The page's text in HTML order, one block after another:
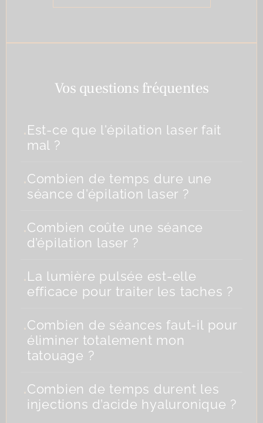
Vos questions fréquentes
.Est-ce que l'épilation laser fait
mal ?
.Combien de temps dure une
séance d'épilation laser ?
.Combien coûte une séance
d’épilation laser ?
.La lumière pulsée est-elle
efficace pour traiter les taches ?
.Combien de séances faut-il pour
éliminer totalement mon
tatouage ?
.Combien de temps durent les
injections d’acide hyaluronique ?